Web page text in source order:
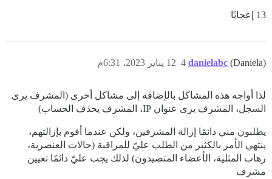
13 إعجابًا
danielabc (Daniela) 12 يناير 2023، 6:31م 4
لذا أواجه هذه المشاكل بالإضافة إلى مشاكل أخرى (المشرف يرى
السجل، المشرف يرى عنوان IP، المشرف يحذف الحساب)
يطلبون مني دائمًا إزالة المشرفين، ولكن عندما أقوم بإزالتهم،
ينتهي الأمر بالكثير من الطلب عليّ للمراقبة (حالات العنصرية،
رهاب المثلية، الأعضاء المتصيدون) لذلك يجب عليّ دائمًا تعيين
مشرف